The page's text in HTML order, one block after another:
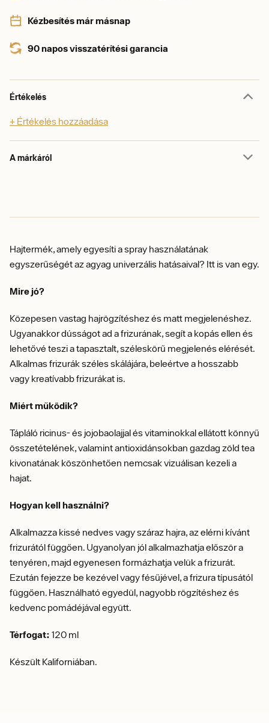
Kézbesítés már másnap
90 napos visszatérítési garancia
Értékelés
+ Értékelés hozzáadása
A márkáról
Hajtermék, amely egyesíti a spray használatának
egyszerűségét az agyag univerzális hatásaival? Itt is van egy.
Mire jó?
Közepesen vastag hajrögzítéshez és matt megjelenéshez.
Ugyanakkor dússágot ad a frizurának, segít a kopás ellen és
lehetővé teszi a tapasztalt, széleskörű megjelenés elérését.
Alkalmas frizurák széles skálájára, beleértve a hosszabb
vagy kreatívabb frizurákat is.
Miért működik?
Tápláló ricinus- és jojobaolajjal és vitaminokkal ellátott könnyű
összetételének, valamint antioxidánsokban gazdag zöld tea
kivonatának köszönhetően nemcsak vizuálisan kezeli a
hajat.
Hogyan kell használni?
Alkalmazza kissé nedves vagy száraz hajra, az elérni kívánt
frizurától függően. Ugyanolyan jól alkalmazhatja először a
tenyéren, majd egyenesen formázhatja velük a frizurát.
Ezután fejezze be kezével vagy fésűjével, a frizura típusától
függően. Használható egyedül, nagyobb rögzítéshez és
kedvenc pomádéjával együtt.
Térfogat: 120 ml
Készült Kaliforniában.